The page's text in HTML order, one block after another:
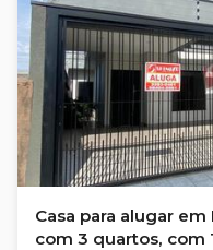
Casa para alugar
com 3 quartos, com